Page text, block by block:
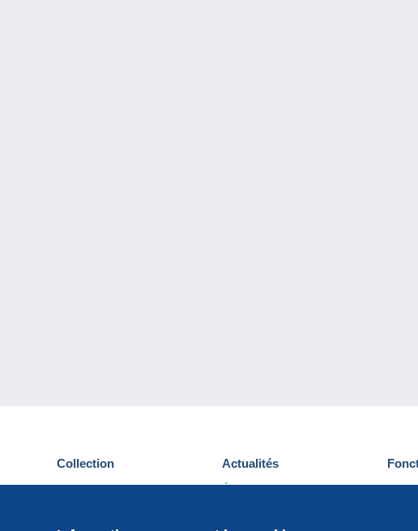
Collection
Cartes postales
Actualités
Événements Delcampe